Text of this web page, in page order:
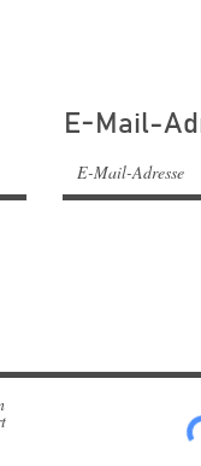
E-Mail-